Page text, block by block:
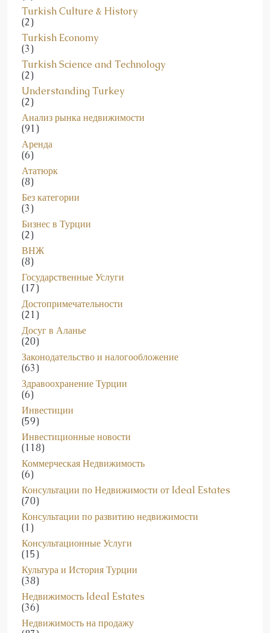
Turkish Culture & History
(2)
Turkish Economy
(3)
Turkish Science and Technology
(2)
Understanding Turkey
(2)
Анализ рынка недвижимости
(91)
Аренда
(6)
Ататюрк
(8)
Без категории
(3)
Бизнес в Турции
(2)
ВНЖ
(8)
Государственные Услуги
(17)
Достопримечательности
(21)
Досуг в Аланье
(20)
Законодательство и налогообложение
(63)
Здравоохранение Турции
(6)
Инвестиции
(59)
Инвестиционные новости
(118)
Коммерческая Недвижимость
(6)
Консультации по Недвижимости от Ideal Estates
(70)
Консультации по развитию недвижимости
(1)
Консультационные Услуги
(15)
Культура и История Турции
(38)
Недвижимость Ideal Estates
(36)
Недвижимость на продажу